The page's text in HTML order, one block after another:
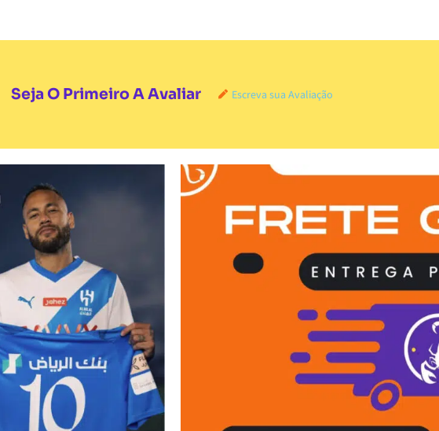
Seja O Primeiro A Avaliar Escreva sua Avaliação